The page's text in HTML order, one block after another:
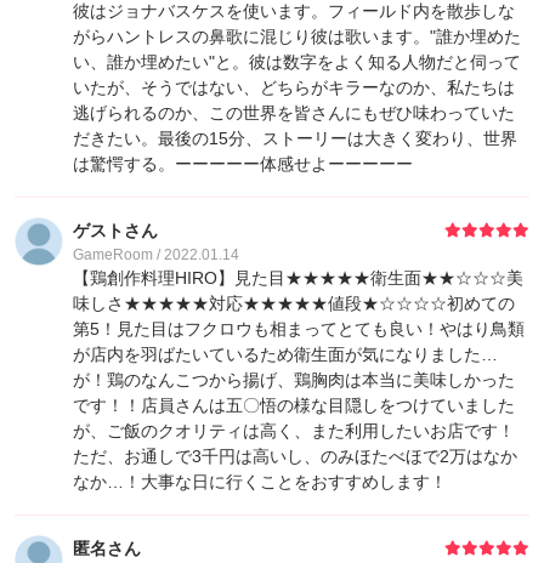
彼はジョナバスケスを使います。フィールド内を散歩しな
がらハントレスの鼻歌に混じり彼は歌います。"誰か埋めた
い、誰か埋めたい"と。彼は数字をよく知る人物だと伺って
いたが、そうではない、どちらがキラーなのか、私たちは
逃げられるのか、この世界を皆さんにもぜひ味わっていた
だきたい。最後の15分、ストーリーは大きく変わり、世界
は驚愕する。ーーーーー体感せよーーーーー
ゲストさん
GameRoom / 2022.01.14
【鶏創作料理HIRO】見た目★★★★★衛生面★★☆☆☆美
味しさ★★★★★対応★★★★★値段★☆☆☆☆初めての
第5！見た目はフクロウも相まってとても良い！やはり鳥類
が店内を羽ばたいているため衛生面が気になりました…
が！鶏のなんこつから揚げ、鶏胸肉は本当に美味しかった
です！！店員さんは五〇悟の様な目隠しをつけていました
が、ご飯のクオリティは高く、また利用したいお店です！
ただ、お通しで3千円は高いし、のみほたべほで2万はなか
なか…！大事な日に行くことをおすすめします！
匿名さん